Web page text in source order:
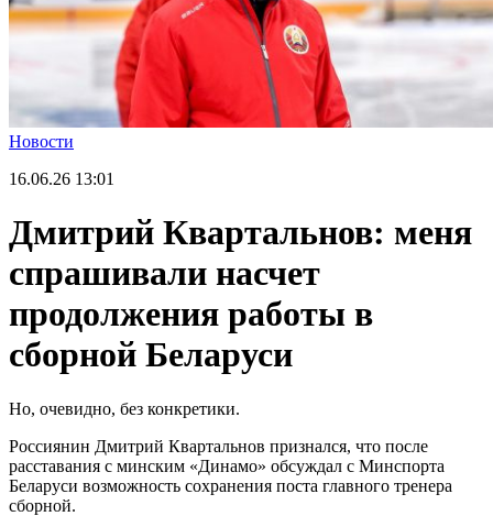
Новости
16.06.26 13:01
Дмитрий Квартальнов: меня
спрашивали насчет
продолжения работы в
сборной Беларуси
Но, очевидно, без конкретики.
Россиянин Дмитрий Квартальнов признался, что после
расставания с минским «Динамо» обсуждал с Минспорта
Беларуси возможность сохранения поста главного тренера
сборной.